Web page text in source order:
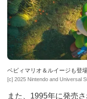
ベビィマリオ＆ルイージも登
[c] 2025 Nintendo and Universal
また、1995年に発売